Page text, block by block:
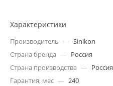
Характеристики
Производитель — Sinikon
Страна бренда — Россия
Страна производства — Россия
Гарантия, мес — 240